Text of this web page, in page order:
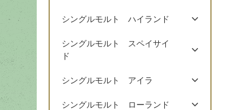
シングルモルト ハイランド
シングルモルト スペイサイ
ド
シングルモルト アイラ
シングルモルト ローランド